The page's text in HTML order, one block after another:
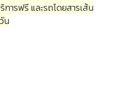
ารฟรี และรถโดยสารเส้น
น